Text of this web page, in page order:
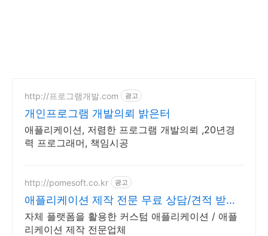
http://프로그램개발.com 광고
개인프로그램 개발의뢰 밝은터
애플리케이션, 저렴한 프로그램 개발의뢰 ,20년경
력 프로그래머, 책임시공
http://pomesoft.co.kr 광고
애플리케이션 제작 전문 무료 상담/견적 받아
보세요.
자체 플랫폼을 활용한 커스텀 애플리케이션 / 애플
리케이션 제작 전문업체